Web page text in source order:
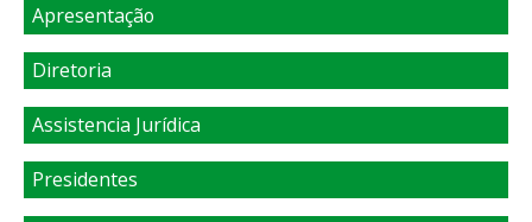
Apresentação
Diretoria
Assistencia Jurídica
Presidentes